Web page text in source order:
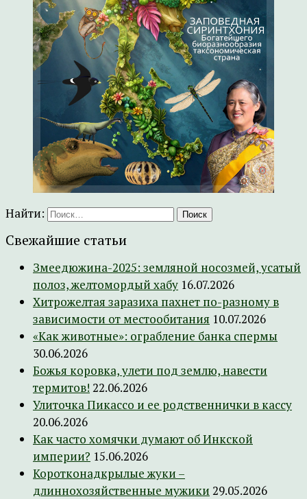
Найти:
Свежайшие статьи
Змеедюжина-2025: земляной носозмей, усатый
полоз, желтомордый хабу 16.07.2026
Хитрожелтая заразиха пахнет по-разному в
зависимости от местообитания 10.07.2026
«Как животные»: ограбление банка спермы
30.06.2026
Божья коровка, улети под землю, навести
термитов! 22.06.2026
Улиточка Пикассо и ее родственнички в кассу
20.06.2026
Как часто хомячки думают об Инкской
империи? 15.06.2026
Коротконадкрылые жуки –
длиннохозяйственные мужики 29.05.2026